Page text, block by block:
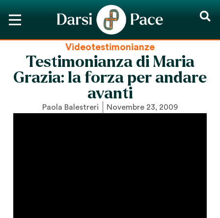
Videotestimonianze
Testimonianza di Maria
Grazia: la forza per andare
avanti
Paola Balestreri Novembre 23, 2009